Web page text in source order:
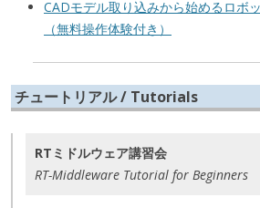
CADモデル取り込みから始めるロボ
（無料操作体験付き）
チュートリアル / Tutorials
RTミドルウェア講習会
RT-Middleware Tutorial for Beginners